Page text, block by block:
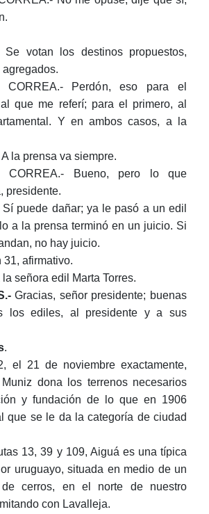
Se votan los destinos propuestos,
CORREA.- Perdón, eso para el
que me referí; para el primero, al
Y en ambos casos, a la
la prensa va siempre.
CORREA.- Bueno, pero lo que
presidente.
puede dañar; ya le pasó a un edil
a la prensa terminó en un juicio. Si
no hay juicio.
31, afirmativo.
señora edil Marta Torres.
Gracias, señor presidente; buenas
los ediles, al presidente y a sus
.
el 21 de noviembre exactamente,
dona los terrenos necesarios
y fundación de lo que en 1906
que se le da la categoría de ciudad
13, 39 y 109, Aiguá es una típica
uruguayo, situada en medio de un
cerros, en el norte de nuestro
con Lavalleja.